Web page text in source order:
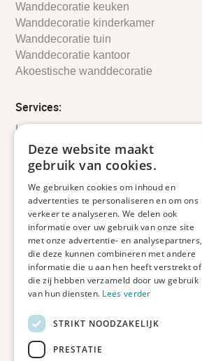
Wanddecoratie keuken
Wanddecoratie kinderkamer
Wanddecoratie tuin
Wanddecoratie kantoor
Akoestische wanddecoratie
Services:
Leveringsinformatie
Retourbeleid
Informatie
Veelgestelde vragen
Duurzaam ondernemen
Contact informatie
Etienne de Pinedaweg 34
3711 CH, Austerlitz
Nederland
info@fotoprintxl.nl
0343 78 58 00
Deze website maakt
gebruik van cookies.
We gebruiken cookies om inhoud en
advertenties te personaliseren en om ons
verkeer te analyseren. We delen ook
informatie over uw gebruik van onze site
met onze advertentie- en analysepartners,
die deze kunnen combineren met andere
informatie die u aan hen heeft verstrekt of
die zij hebben verzameld door uw gebruik
van hun diensten. Lees verder
STRIKT NOODZAKELIJK
PRESTATIE